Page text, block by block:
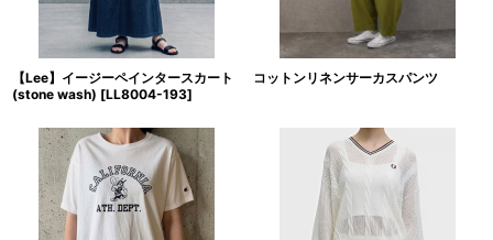
【Lee】イージーペインタースカート
(stone wash) [LL8004-193]
コットンリネンサーカスパンツ